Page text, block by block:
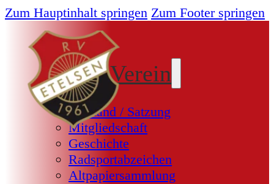
Zum Hauptinhalt springen Zum Footer springen
Unser Verein
Vorstand / Satzung
Mitgliedschaft
Geschichte
Radsportabzeichen
Altpapiersammlung